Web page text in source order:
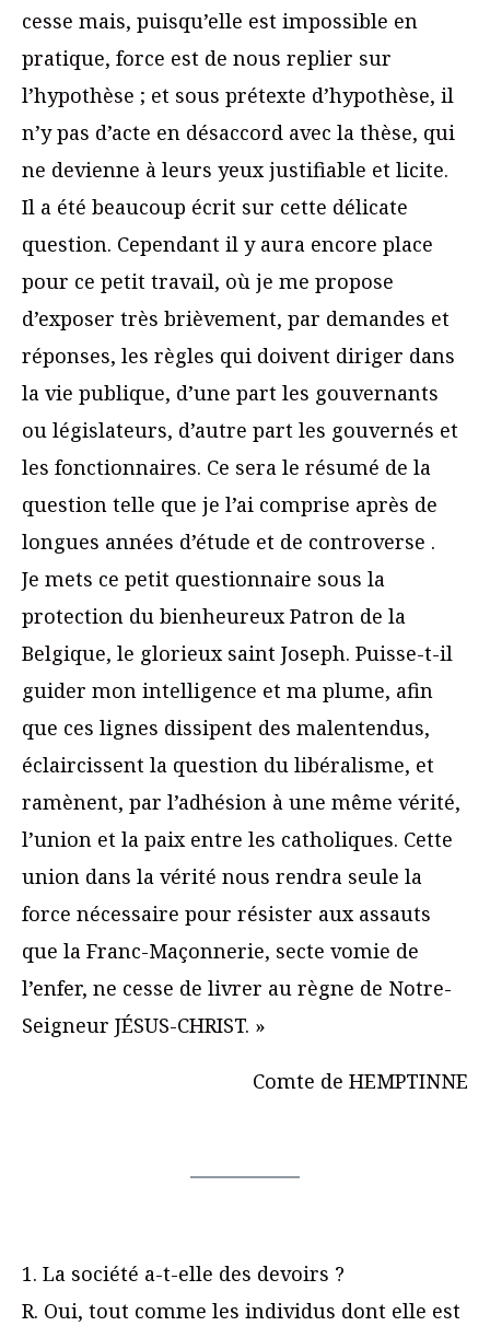
cesse mais, puisqu’elle est impossible en
pratique, force est de nous replier sur
l’hypothèse ; et sous prétexte d’hypothèse, il
n’y pas d’acte en désaccord avec la thèse, qui
ne devienne à leurs yeux justifiable et licite.
Il a été beaucoup écrit sur cette délicate
question. Cependant il y aura encore place
pour ce petit travail, où je me propose
d’exposer très brièvement, par demandes et
réponses, les règles qui doivent diriger dans
la vie publique, d’une part les gouvernants
ou législateurs, d’autre part les gouvernés et
les fonctionnaires. Ce sera le résumé de la
question telle que je l’ai comprise après de
longues années d’étude et de controverse .
Je mets ce petit questionnaire sous la
protection du bienheureux Patron de la
Belgique, le glorieux saint Joseph. Puisse-t-il
guider mon intelligence et ma plume, afin
que ces lignes dissipent des malentendus,
éclaircissent la question du libéralisme, et
ramènent, par l’adhésion à une même vérité,
l’union et la paix entre les catholiques. Cette
union dans la vérité nous rendra seule la
force nécessaire pour résister aux assauts
que la Franc-Maçonnerie, secte vomie de
l’enfer, ne cesse de livrer au règne de Notre-
Seigneur JÉSUS-CHRIST. »
Comte de HEMPTINNE
1. La société a-t-elle des devoirs ?
R. Oui, tout comme les individus dont elle est